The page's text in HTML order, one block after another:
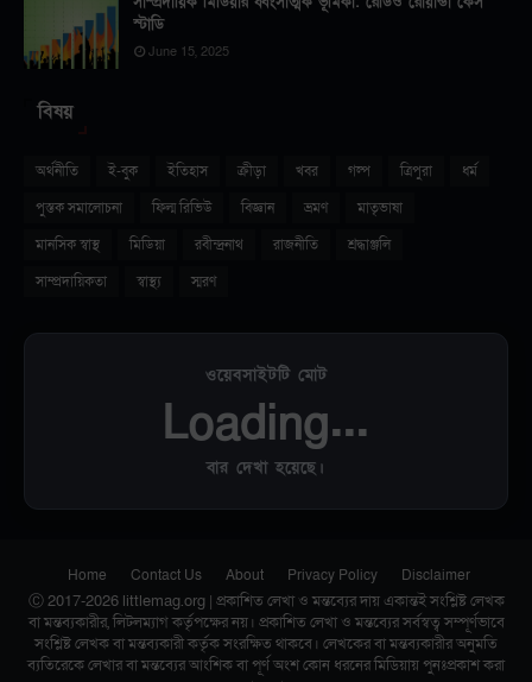
স্টাডি
June 15, 2025
বিষয়
অর্থনীতি ই-বুক ইতিহাস ক্রীড়া খবর গল্প ত্রিপুরা
ধর্ম
পুস্তক সমালোচনা
ফিল্ম রিভিউ বিজ্ঞান ভ্রমণ
মাতৃভাষা
মানসিক স্বাস্থ
মিডিয়া রবীন্দ্রনাথ রাজনীতি
শ্রদ্ধাঞ্জলি
সাম্প্রদায়িকতা
স্বাস্থ্য স্মরণ
ওয়েবসাইটটি মোট
Loading...
বার দেখা হয়েছে।
Home Contact Us About Privacy Policy Disclaimer
Ⓒ 2017-2026 littlemag.org | প্রকাশিত লেখা ও মন্তব্যের দায় একান্তই সংশ্লিষ্ট লেখক
বা মন্তব্যকারীর, লিটলম্যাগ কর্তৃপক্ষের নয়। প্রকাশিত লেখা ও মন্তব্যের সর্বস্বত্ব সম্পূর্ণভাবে
সংশ্লিষ্ট লেখক বা মন্তব্যকারী কর্তৃক সংরক্ষিত থাকবে। লেখকের বা মন্তব্যকারীর অনুমতি
ব্যতিরেকে লেখার বা মন্তব্যের আংশিক বা পূর্ণ অংশ কোন ধরনের মিডিয়ায় পুনঃপ্রকাশ করা